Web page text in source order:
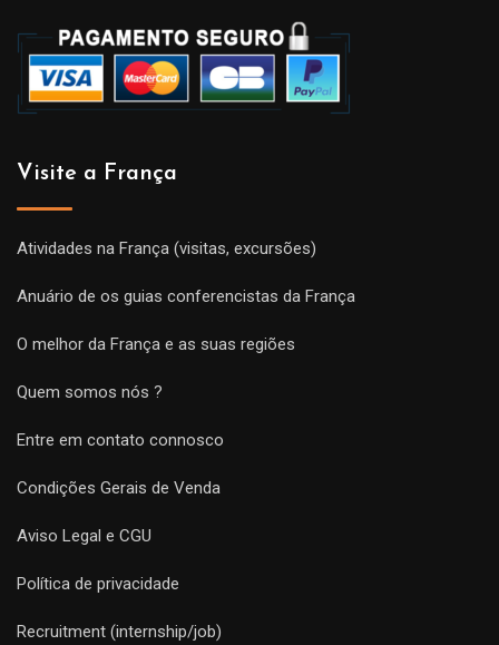
Visite a França
Atividades na França (visitas, excursões)
Anuário de os guias conferencistas da França
O melhor da França e as suas regiões
Quem somos nós ?
Entre em contato connosco
Condições Gerais de Venda
Aviso Legal e CGU
Política de privacidade
Recruitment (internship/job)